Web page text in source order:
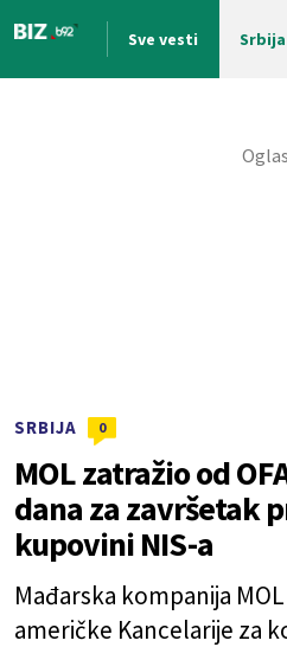
Sve vesti Srbija
SRBIJA 0
MOL zatražio od
dana za završetak
kupovini NIS-a
Mađarska kompanija
američke Kancelarije za